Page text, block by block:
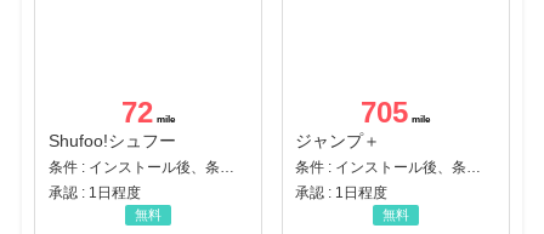
72
Shufoo!シュフー
条件 : インストール後、条件達成
承認 : 1日程度
無料
705
ジャンプ＋
条件 : インストール後、条件達成
承認 : 1日程度
無料